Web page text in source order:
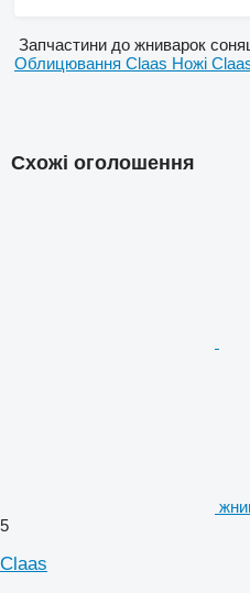
Запчастини до жниварок
Облицювання Claas Ножі
Схожі оголошення
5
Claas